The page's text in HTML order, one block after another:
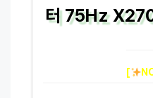
터 75Hz
[